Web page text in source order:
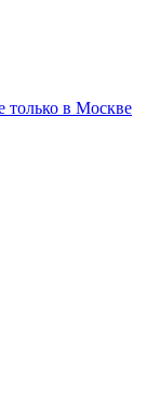
только в Москве